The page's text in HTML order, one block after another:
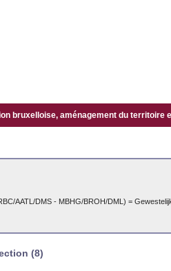
bruxelloise, aménagement du territoire
AATL/DMS - MBHG/BROH/DML) =
(8)